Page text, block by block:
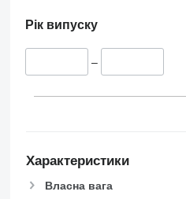
Рік випуску
–
Характеристики
Власна вага